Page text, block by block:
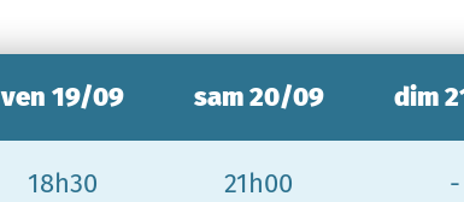
ven 19/09
18h30
sam 20/09
21h00
dim
-